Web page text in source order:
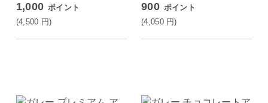
1,000 ポイント
(4,500 円)
900 ポイント
(4,050 円)